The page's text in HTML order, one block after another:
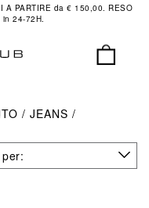
A PARTIRE da € 150,00. RESO
in 24-72H.
JEANS